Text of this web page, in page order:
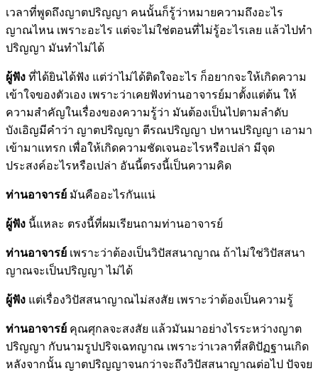
เวลาที่พูดถึงญาตปริญญา คนนั้นก็รู้ว่าหมายความถึงอะไร
ญาณไหน เพราะอะไร แต่จะไม่ใช่ตอนที่ไม่รู้อะไรเลย แล้วไปทำ
ปริญญา มันทำไม่ได้
ผู้ฟัง ที่ได้ยินได้ฟัง แต่ว่าไม่ได้ติดใจอะไร ก็อยากจะให้เกิดความ
เข้าใจของตัวเอง เพราะว่าเคยฟังท่านอาจารย์มาตั้งแต่ต้น ให้
ความสำคัญในเรื่องของความรู้ว่า มันต้องเป็นไปตามลำดับ
บังเอิญมีคำว่า ญาตปริญญา ตีรณปริญญา ปหานปริญญา เอามา
เข้ามาแทรก เพื่อให้เกิดความชัดเจนอะไรหรือเปล่า มีจุด
ประสงค์อะไรหรือเปล่า อันนี้ตรงนี้เป็นความคิด
ท่านอาจารย์ มันคืออะไรกันแน่
ผู้ฟัง นี้แหละ ตรงนี้ที่ผมเรียนถามท่านอาจารย์
ท่านอาจารย์ เพราะว่าต้องเป็นวิปัสสนาญาณ ถ้าไม่ใช่วิปัสสนา
ญาณจะเป็นปริญญา ไม่ได้
ผู้ฟัง แต่เรื่องวิปัสสนาญาณไม่สงสัย เพราะว่าต้องเป็นความรู้
ท่านอาจารย์ คุณศุกลจะสงสัย แล้วมันมาอย่างไรระหว่างญาต
ปริญญา กับนามรูปปริจเฉทญาณ เพราะว่าเวลาที่สติปัฏฐานเกิด
หลังจากนั้น ญาตปริญญาจนกว่าจะถึงวิปัสสนาญาณต่อไป ปัจจย